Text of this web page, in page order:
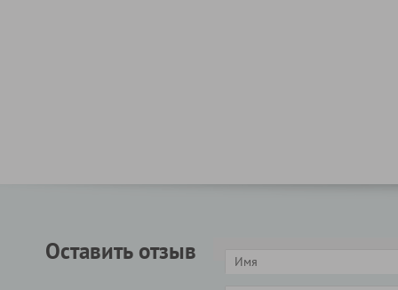
Оставить отзыв